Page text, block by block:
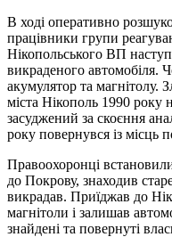
В ході оперативно
працівники групи
Нікопольського ВП
викраденого автомобіля.
акумулятор та
міста Нікополь 1990 року
засуджений за скоєння
року повернувся із місць
Правоохоронці
до Покрову, знаходив
викрадав. Приїджав до
магнітоли і залишав
знайдені та повернуті